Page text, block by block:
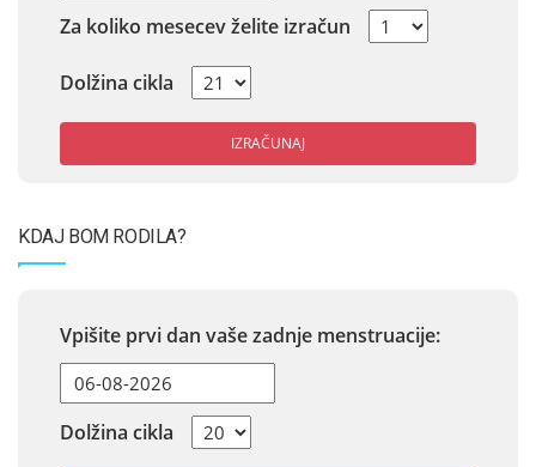
Za koliko mesecev želite izračun
Dolžina cikla
IZRAČUNAJ
KDAJ BOM RODILA?
Vpišite prvi dan vaše zadnje menstruacije:
Dolžina cikla